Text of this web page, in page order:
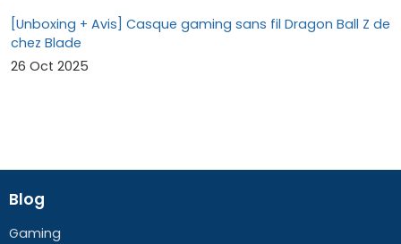
[Unboxing + Avis] Casque gaming sans fil Dragon Ball Z de
chez Blade
26 Oct 2025
Blog
Gaming